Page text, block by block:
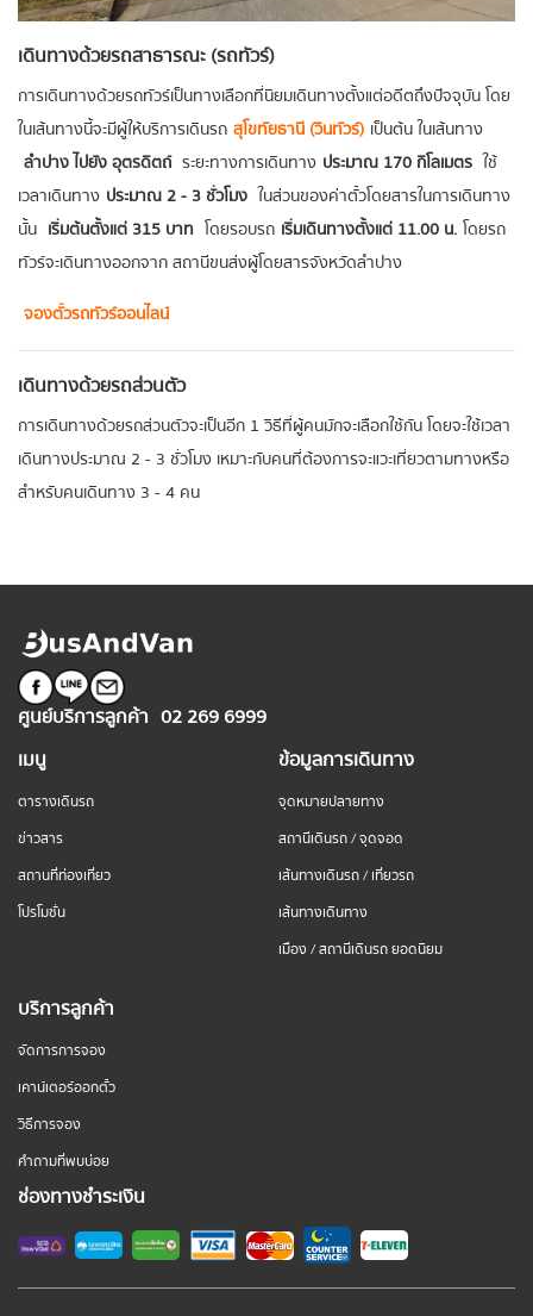
เดินทางด้วยรถสาธารณะ (รถทัวร์)
การเดินทางด้วยรถทัวร์เป็นทางเลือกที่นิยมเดินทางตั้งแต่อดีตถึงปัจจุบัน โดย
ในเส้นทางนี้จะมีผู้ให้บริการเดินรถ สุโขทัยธานี (วินทัวร์) เป็นต้น ในเส้นทาง
ลำปาง ไปยัง อุตรดิตถ์ ระยะทางการเดินทาง ประมาณ 170 กิโลเมตร ใช้
เวลาเดินทาง ประมาณ 2 - 3 ชั่วโมง ในส่วนของค่าตั๋วโดยสารในการเดินทาง
นั้น เริ่มต้นตั้งแต่ 315 บาท โดยรอบรถ เริ่มเดินทางตั้งแต่ 11.00 น. โดยรถ
ทัวร์จะเดินทางออกจาก สถานีขนส่งผู้โดยสารจังหวัดลำปาง
จองตั๋วรถทัวร์ออนไลน์
เดินทางด้วยรถส่วนตัว
การเดินทางด้วยรถส่วนตัวจะเป็นอีก 1 วิธีที่ผู้คนมักจะเลือกใช้กัน โดยจะใช้เวลา
เดินทางประมาณ 2 - 3 ชั่วโมง เหมาะกับคนที่ต้องการจะแวะเที่ยวตามทางหรือ
สำหรับคนเดินทาง 3 - 4 คน
ศูนย์บริการลูกค้า 02 269 6999
เมนู
ตารางเดินรถ
ข่าวสาร
สถานที่ท่องเที่ยว
โปรโมชั่น
ข้อมูลการเดินทาง
จุดหมายปลายทาง
สถานีเดินรถ / จุดจอด
เส้นทางเดินรถ / เที่ยวรถ
เส้นทางเดินทาง
เมือง / สถานีเดินรถ ยอดนิยม
บริการลูกค้า
จัดการการจอง
เคาน์เตอร์ออกตั๋ว
วิธีการจอง
คำถามที่พบบ่อย
ช่องทางชำระเงิน